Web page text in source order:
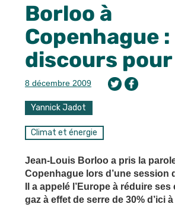
Borloo à
Copenhague
discours
8 décembre 2009
Yannick Jadot
Climat et énergie
Jean-Louis Borloo a pris la
Copenhague lors d’une session
Il a appelé l’Europe à réduire
gaz à effet de serre de 30% d’ici